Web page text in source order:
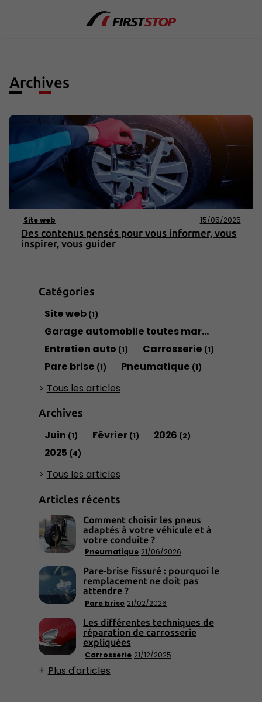
Catégories
Site web (1)
Garage automobile toutes marques
Entretien auto (1) Carrosserie (1)
Pare brise (1) Pneumatique (1)
Tous les articles
Archives
Juin (1) Février (1) 2026 (2)
2025 (4)
Tous les articles
Articles récents
Pneumatique 21/06/2026
Comment choisir les pneus
adaptés à votre véhicule et à
votre conduite ?
Pare brise 21/02/2026
Pare-brise fissuré : pourquoi le
remplacement ne doit pas
attendre ?
Carrosserie 21/12/2025
Les différentes techniques de
réparation de carrosserie
expliquées
Plus d'articles
Archives
Site web 15/05/2025
Des contenus pensés pour vous informer, vous
inspirer, vous guider